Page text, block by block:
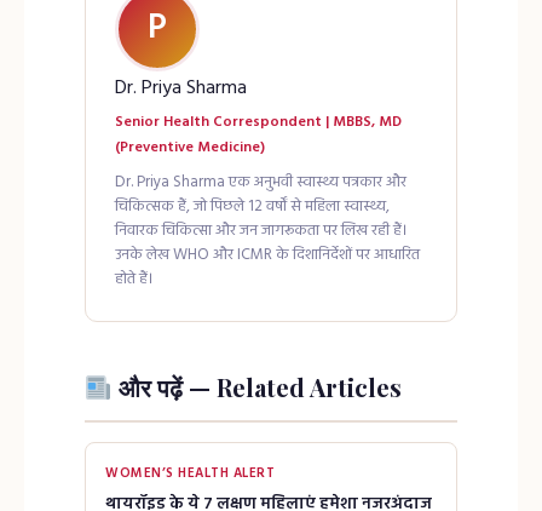
P
Dr. Priya Sharma
Senior Health Correspondent | MBBS, MD
(Preventive Medicine)
Dr. Priya Sharma एक अनुभवी स्वास्थ्य पत्रकार और
चिकित्सक हैं, जो पिछले 12 वर्षों से महिला स्वास्थ्य,
निवारक चिकित्सा और जन जागरूकता पर लिख रही हैं।
उनके लेख WHO और ICMR के दिशानिर्देशों पर आधारित
होते हैं।
और पढ़ें — Related Articles
WOMEN’S HEALTH ALERT
थायरॉइड के ये 7 लक्षण महिलाएं हमेशा नजरअंदाज